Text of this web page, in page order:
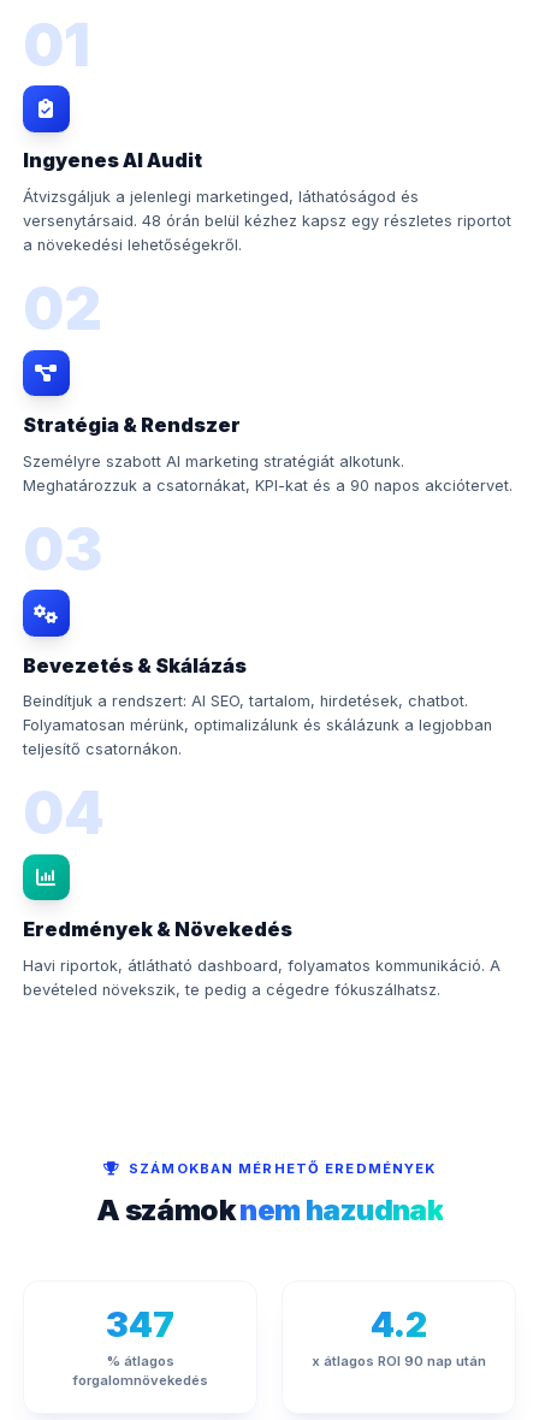
01
Ingyenes AI Audit
Átvizsgáljuk a jelenlegi marketinged, láthatóságod és
versenytársaid. 48 órán belül kézhez kapsz egy részletes riportot
a növekedési lehetőségekről.
02
Stratégia & Rendszer
Személyre szabott AI marketing stratégiát alkotunk.
Meghatározzuk a csatornákat, KPI-kat és a 90 napos akciótervet.
03
Bevezetés & Skálázás
Beindítjuk a rendszert: AI SEO, tartalom, hirdetések, chatbot.
Folyamatosan mérünk, optimalizálunk és skálázunk a legjobban
teljesítő csatornákon.
04
Eredmények & Növekedés
Havi riportok, átlátható dashboard, folyamatos kommunikáció. A
bevételed növekszik, te pedig a cégedre fókuszálhatsz.
SZÁMOKBAN MÉRHETŐ EREDMÉNYEK
A számoknem hazudnak
347
% átlagos
forgalomnövekedés
4.2
x átlagos ROI 90 nap után